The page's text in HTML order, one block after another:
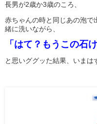
長男が2歳か3歳のころ、
赤ちゃんの時と同じあの泡で
緒に洗いながら、
「はて？もうこの石
と思いググッた結果、いまは